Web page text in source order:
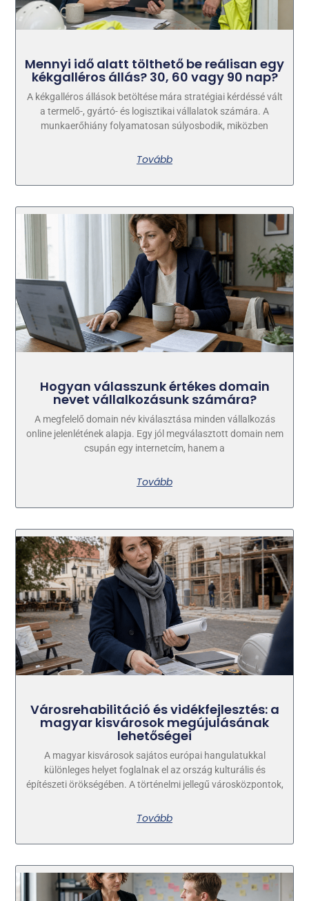
Mennyi idő alatt tölthető be reálisan egy
kékgalléros állás? 30, 60 vagy 90 nap?
A kékgalléros állások betöltése mára stratégiai kérdéssé vált
a termelő-, gyártó- és logisztikai vállalatok számára. A
munkaerőhiány folyamatosan súlyosbodik, miközben
Tovább
Hogyan válasszunk értékes domain
nevet vállalkozásunk számára?
A megfelelő domain név kiválasztása minden vállalkozás
online jelenlétének alapja. Egy jól megválasztott domain nem
csupán egy internetcím, hanem a
Tovább
Városrehabilitáció és vidékfejlesztés: a
magyar kisvárosok megújulásának
lehetőségei
A magyar kisvárosok sajátos európai hangulatukkal
különleges helyet foglalnak el az ország kulturális és
építészeti örökségében. A történelmi jellegű városközpontok,
Tovább